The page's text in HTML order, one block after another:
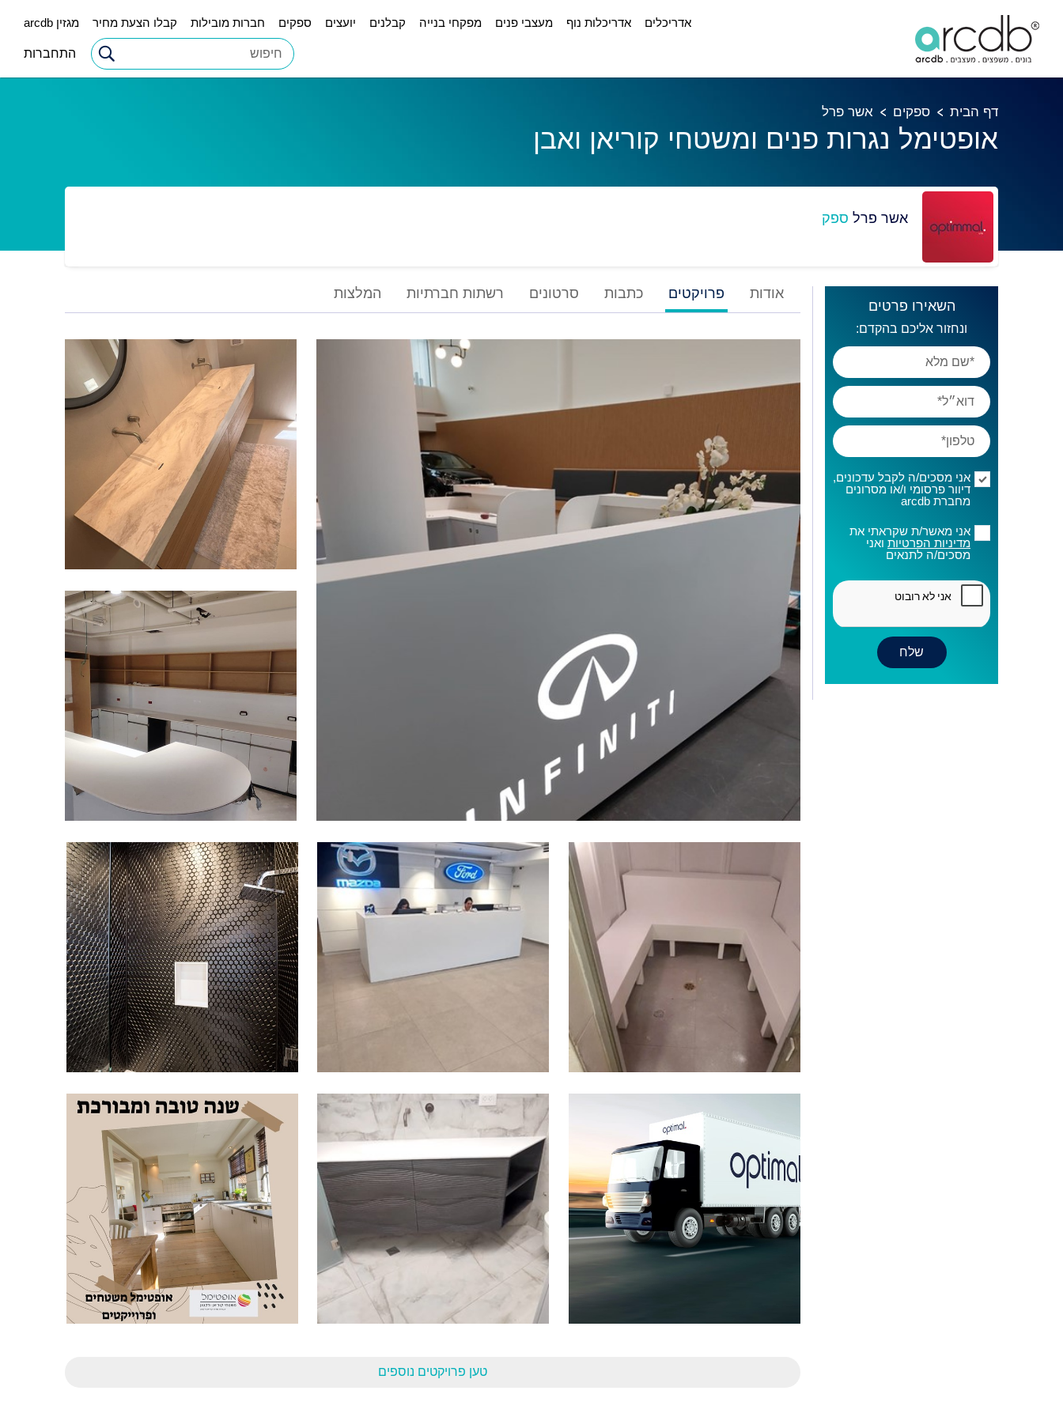
אדריכלים אדריכלות נוף מעצבי פנים מפקחי בנייה קבלנים יועצים ספקים חברות מובילות קבלו הצעת מחיר מגזין arcdb
התחברות
דף הבית ספקים אשר פרל
אופטימל נגרות פנים ומשטחי קוריאן ואבן
אשר פרל ספק
השאירו פרטים
ונחזור אליכם בהקדם:
אני מסכים/ה לקבל עדכונים,
דיוור פרסומי ו/או מסרונים
מחברת arcdb
אני מאשר/ת שקראתי את
מדיניות הפרטיות ואני
מסכים/ה לתנאים
אודות פרויקטים כתבות סרטונים רשתות חברתיות המלצות
טען פרויקטים נוספים